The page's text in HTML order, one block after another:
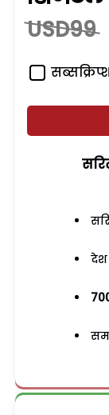
USD99
देश